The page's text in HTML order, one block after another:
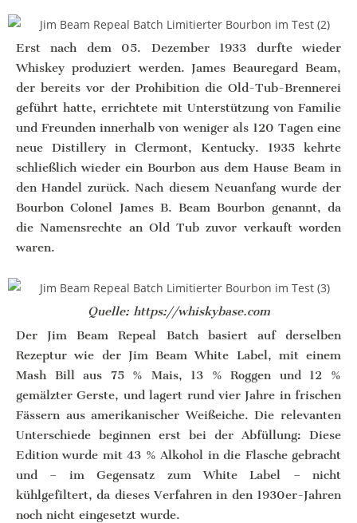
Erst nach dem 05. Dezember 1933 durfte wieder
Whiskey produziert werden. James Beauregard Beam,
der bereits vor der Prohibition die Old-Tub-Brennerei
geführt hatte, errichtete mit Unterstützung von Familie
und Freunden innerhalb von weniger als 120 Tagen eine
neue Distillery in Clermont, Kentucky. 1935 kehrte
schließlich wieder ein Bourbon aus dem Hause Beam in
den Handel zurück. Nach diesem Neuanfang wurde der
Bourbon Colonel James B. Beam Bourbon genannt, da
die Namensrechte an Old Tub zuvor verkauft worden
waren.
Quelle: https://whiskybase.com
Der Jim Beam Repeal Batch basiert auf derselben
Rezeptur wie der Jim Beam White Label, mit einem
Mash Bill aus 75 % Mais, 13 % Roggen und 12 %
gemälzter Gerste, und lagert rund vier Jahre in frischen
Fässern aus amerikanischer Weißeiche. Die relevanten
Unterschiede beginnen erst bei der Abfüllung: Diese
Edition wurde mit 43 % Alkohol in die Flasche gebracht
und – im Gegensatz zum White Label – nicht
kühlgefiltert, da dieses Verfahren in den 1930er-Jahren
noch nicht eingesetzt wurde.